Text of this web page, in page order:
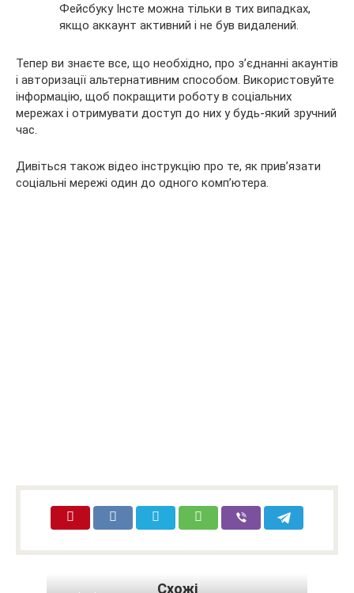
Фейсбуку Інсте можна тільки в тих випадках,
якщо аккаунт активний і не був видалений.
Тепер ви знаєте все, що необхідно, про з’єднанні акаунтів
і авторизації альтернативним способом. Використовуйте
інформацію, щоб покращити роботу в соціальних
мережах і отримувати доступ до них у будь-який зручний
час.
Дивіться також відео інструкцію про те, як прив’язати
соціальні мережі один до одного комп’ютера.
Схожі